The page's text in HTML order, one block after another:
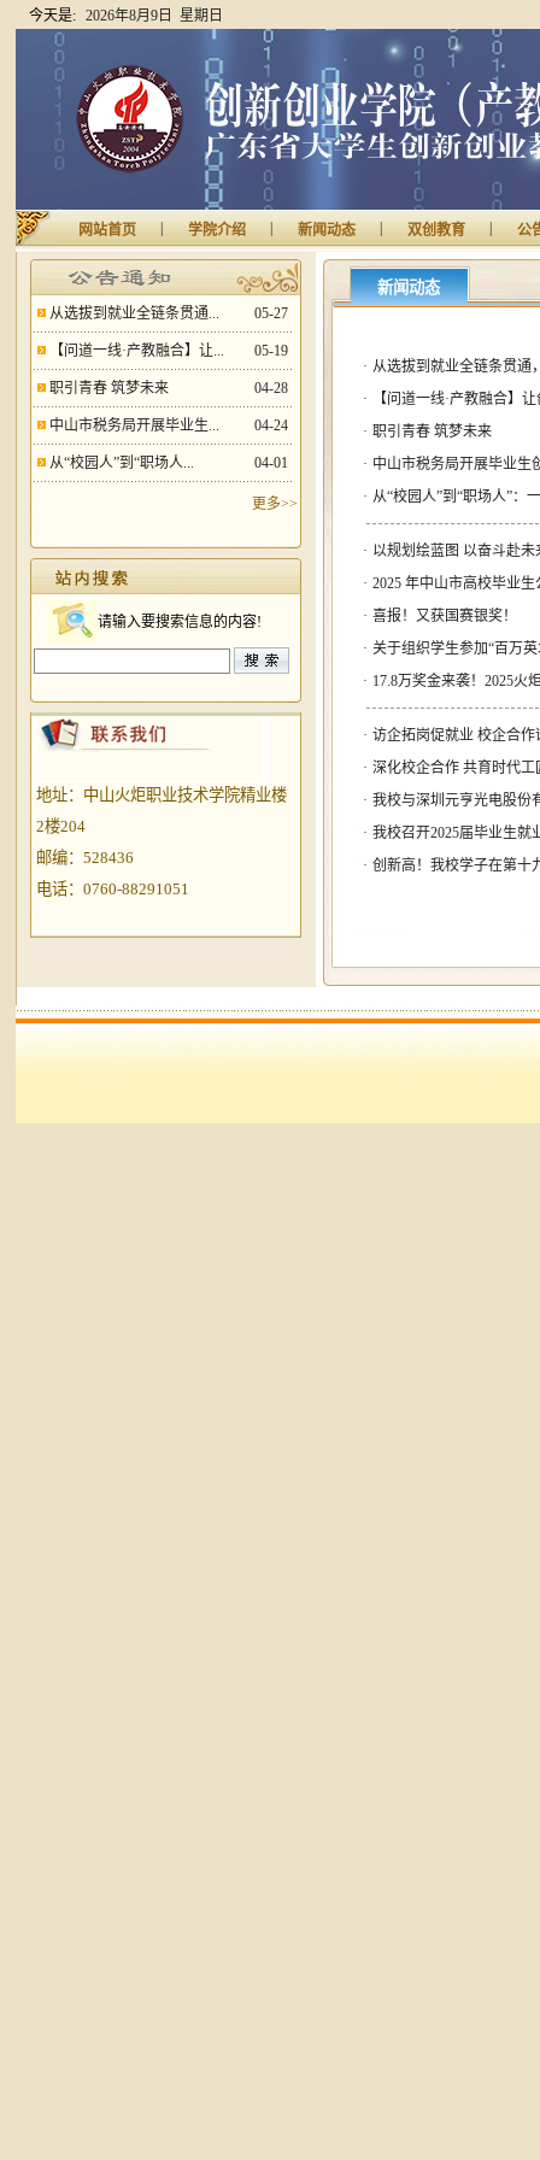
今天是: 2026年8月9日 星期日
网站首页 学院介绍 新闻动态 双创教育 公
从选拔到就业全链条贯通... 05-27
【问道一线·产教融合】让... 05-19
职引青春 筑梦未来 04-28
中山市税务局开展毕业生... 04-24
从“校园人”到“职场人... 04-01
更多>>
请输入要搜索信息的内容!
地址：中山火炬职业技术学院精业楼
2楼204
邮编：528436
电话：0760-88291051
新闻动态
· 从选拔到就业全链条贯
·
【问道一线·产教融合】
· 职引青春 筑梦未来
· 中山市税务局开展毕业生
· 从“校园人”到“职场人”：
· 以规划绘蓝图 以奋斗赴未
· 2025 年中山市高校毕业
· 喜报！又获国赛银奖！
· 关于组织学生参加“百万
· 17.8万奖金来袭！2025火
· 访企拓岗促就业 校企合作
· 深化校企合作 共育时代工
· 我校与深圳元亨光电股份
· 我校召开2025届毕业生就
· 创新高！我校学子在第十